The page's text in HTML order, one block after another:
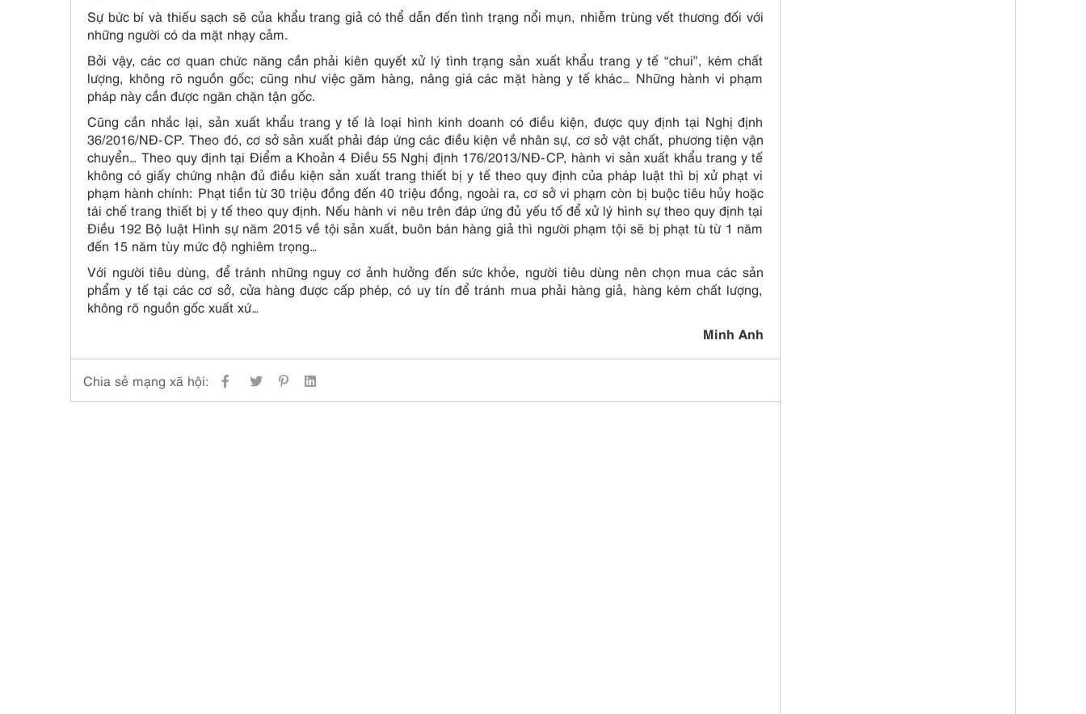
Sự bức bí và thiếu sạch sẽ của khẩu trang giả có thể dẫn đến tình trạng nổi mụn, nhiễm trùng vết thương đối với
những người có da mặt nhạy cảm.
Bởi vậy, các cơ quan chức năng cần phải kiên quyết xử lý tình trạng sản xuất khẩu trang y tế “chui”, kém chất
lượng, không rõ nguồn gốc; cũng như việc găm hàng, nâng giá các mặt hàng y tế khác… Những hành vi phạm
pháp này cần được ngăn chặn tận gốc.
Cũng cần nhắc lại, sản xuất khẩu trang y tế là loại hình kinh doanh có điều kiện, được quy định tại Nghị định
36/2016/NĐ-CP. Theo đó, cơ sở sản xuất phải đáp ứng các điều kiện về nhân sự, cơ sở vật chất, phương tiện vận
chuyển… Theo quy định tại Điểm a Khoản 4 Điều 55 Nghị định 176/2013/NĐ-CP, hành vi sản xuất khẩu trang y tế
không có giấy chứng nhận đủ điều kiện sản xuất trang thiết bị y tế theo quy định của pháp luật thì bị xử phạt vi
phạm hành chính: Phạt tiền từ 30 triệu đồng đến 40 triệu đồng, ngoài ra, cơ sở vi phạm còn bị buộc tiêu hủy hoặc
tái chế trang thiết bị y tế theo quy định. Nếu hành vi nêu trên đáp ứng đủ yếu tố để xử lý hình sự theo quy định tại
Điều 192 Bộ luật Hình sự năm 2015 về tội sản xuất, buôn bán hàng giả thì người phạm tội sẽ bị phạt tù từ 1 năm
đến 15 năm tùy mức độ nghiêm trọng…
Với người tiêu dùng, để tránh những nguy cơ ảnh hưởng đến sức khỏe, người tiêu dùng nên chọn mua các sản
phẩm y tế tại các cơ sở, cửa hàng được cấp phép, có uy tín để tránh mua phải hàng giả, hàng kém chất lượng,
không rõ nguồn gốc xuất xứ…
Minh Anh
Chia sẻ mạng xã hội: